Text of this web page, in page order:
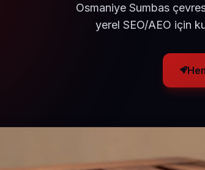
Osmaniye Sumbas
yerel SEO/AEO için